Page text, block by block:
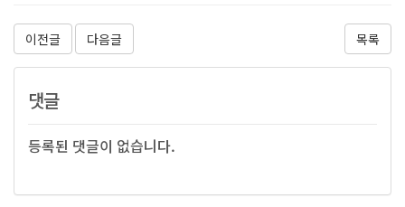
이전글 다음글 목록
댓글
등록된 댓글이 없습니다.